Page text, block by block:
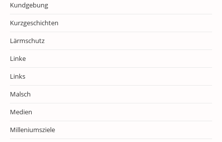
Kundgebung
Kurzgeschichten
Lärmschutz
Linke
Links
Malsch
Medien
Milleniumsziele